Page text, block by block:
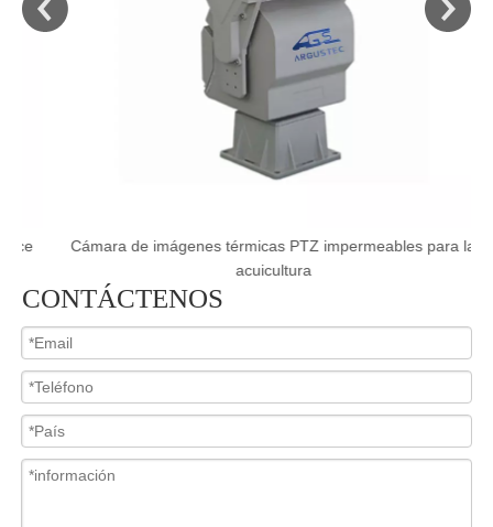
Cámara de imágenes térmicas PTZ impermeables para la
acuicultura
CONTÁCTENOS